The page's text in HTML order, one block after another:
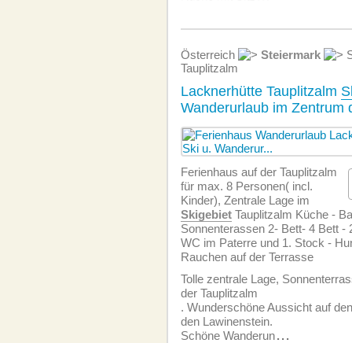
Österreich Steiermark
Tauplitzalm
Lacknerhütte Tauplitzalm
Wanderurlaub im Zentrum
Ferienhaus auf der Tauplitzalm
für max. 8 Personen( incl.
Kinder), Zentrale Lage im
Skigebiet Tauplitzalm Küche -
Sonnenterassen 2- Bett- 4 Bett -
WC im Paterre und 1. Stock -
Rauchen auf der Terrasse
Tolle zentrale Lage,
der Tauplitzalm
. Wunderschöne Aussicht auf
den Lawinenstein.
Schöne Wanderun...